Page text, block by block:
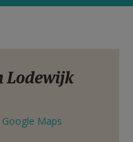
Lodewijk
Google Maps